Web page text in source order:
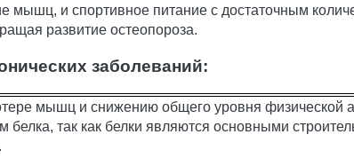
и спортивное питание с достаточным
развитие остеопороза.
заболеваний:
мышц и снижению общего уровня физической
так как белки являются основными